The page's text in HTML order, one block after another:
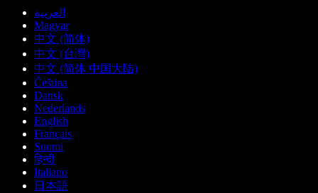
العربية
Magyar
中文 (简体)
中文 (台灣)
中文 (简体 中国大陆)
Čeština
Dansk
Nederlands
English
Français
Suomi
हिन्दी
Italiano
日本語